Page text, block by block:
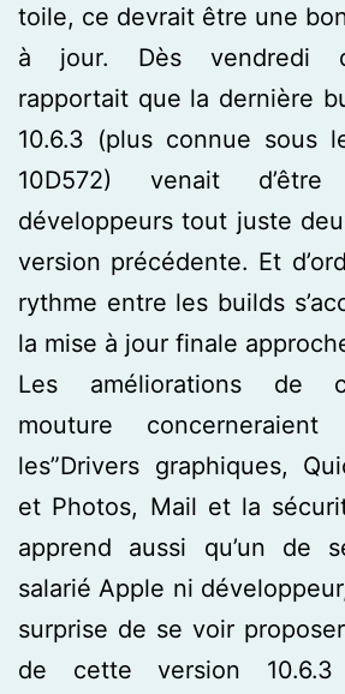
toile, ce devrait être une
à jour. Dès vendredi
rapportait que la dernière
10.6.3 (plus connue sous
10D572) venait
développeurs tout juste
version précédente. Et
rythme entre les builds
la mise à jour finale
Les améliorations de
mouture concerneraient
les”Drivers graphiques,
et Photos, Mail et la
apprend aussi qu’un de
salarié Apple ni
surprise de se voir
de cette version